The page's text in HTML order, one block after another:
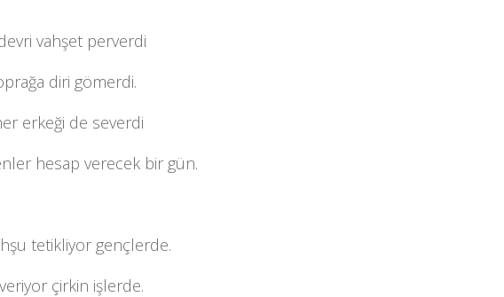
vahşet perverdi
diri gömerdi.
erkeği de severdi
hesap verecek bir gün.
tetikliyor gençlerde.
çirkin işlerde.